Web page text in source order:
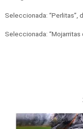
Seleccionada: “Perlitas”,
Seleccionada: “Mojarritas